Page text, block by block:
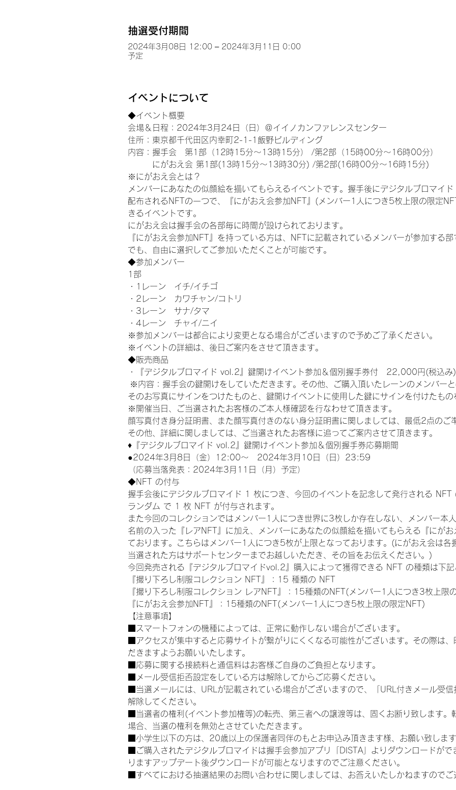
抽選受付期間
2024年3月08日 12:00 – 2024年3月11日 0:00
予定
イベントについて
◆イベント概要
会場＆日程：2024年3月24日（日）＠イイノカンファレンスセンター
住所：東京都千代田区内幸町2-1-1飯野ビルディング
内容：握手会　第1部（12時15分～13時15分） /第2部（15時00分～16時00分）
にがおえ会 第1部(13時15分～13時30分) /第2部(16時00分～16時15分)
※にがおえ会とは？
メンバーにあなたの似顔絵を描いてもらえるイベントです。握手後にデジタルブロマイ
配布されるNFTの一つで、『にがおえ会参加NFT』(メンバー1人につき5枚上限の限定
きるイベントです。
にがおえ会は握手会の各部毎に時間が設けられております。
『にがおえ会参加NFT』を持っている方は、NFTに記載されているメンバーが参加する
でも、自由に選択してご参加いただくことが可能です。
◆参加メンバー
1部
・1レーン　イチ/イチゴ
・2レーン　カワチャン/コトリ
・3レーン　サナ/タマ
・4レーン　チャイ/ニイ
※参加メンバーは都合により変更となる場合がございますので予めご了承ください。
※イベントの詳細は、後日ご案内をさせて頂きます。
◆販売商品
・『デジタルブロマイド vol.2』鍵開けイベント参加＆個別握手券付　22,000円(税込み)
※内容：握手会の鍵開けをしていただきます。その他、ご購入頂いたレーンのメンバーと
そのお写真にサインをつけたものと、鍵開けイベントに使用した鍵にサインを付けたもの
※開催当日、ご当選されたお客様のご本人様確認を行なわせて頂きます。
顔写真付き身分証明書、また顔写真付きのない身分証明書に関しましては、最低2点のご
その他、詳細に関しましては、ご当選されたお客様に追ってご案内させて頂きます。
♦『デジタルブロマイド vol.2』鍵開けイベント参加＆個別握手券応募期間
●2024年3月8日（金）12:00～　2024年3月10日（日）23:59
（応募当落発表：2024年3月11日（月）予定）
◆NFT の付与
握手会後にデジタルブロマイド 1 枚につき、今回のイベントを記念して発行される NFT
ランダム で 1 枚 NFT が付与されます。
また今回のコレクションではメンバー1人につき世界に3枚しか存在しない、メンバー本
名前の入った『レアNFT』に加え、メンバーにあなたの似顔絵を描いてもらえる『にが
ております。こちらはメンバー1人につき5枚が上限となっております。(にがおえ会は各
当選された方はサポートセンターまでお越しいただき、その旨をお伝えください。)
今回発売される『デジタルブロマイドvol.2』購入によって獲得できる NFT の種類は下記
『撮り下ろし制服コレクション NFT』：15 種類の NFT
『撮り下ろし制服コレクション レアNFT』：15種類のNFT(メンバー1人につき3枚上限
『にがおえ会参加NFT』：15種類のNFT(メンバー1人につき5枚上限の限定NFT)
【注意事項】
■スマートフォンの機種によっては、正常に動作しない場合がございます。
■アクセスが集中すると応募サイトが繋がりにくくなる可能性がございます。その際は
だきますようお願いいたします。
■応募に関する接続料と通信料はお客様ご自身のご負担となります。
■メール受信拒否設定をしている方は解除してからご応募ください。
■当選メールには、URLが記載されている場合がございますので、「URL付きメール受
解除してください。
■当選者の権利(イベント参加権等)の転売、第三者への譲渡等は、固くお断り致します。
場合、当選の権利を無効とさせていただきます。
■小学生以下の方は、20歳以上の保護者同伴のもとお申込み頂きます様、お願い致します
■ご購入されたデジタルブロマイドは握手会参加アプリ「DISTA」よりダウンロードが
りますアップデート後ダウンロードが可能となりますのでご注意ください。
■すべてにおける抽選結果のお問い合わせに関しましては、お答えいたしかねますのでご